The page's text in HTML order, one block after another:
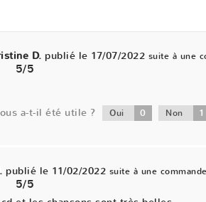
D. publié le 17/07/2022 suite à une
5/5
a-t-il été utile ?
Oui 0 Non 1
publié le 11/02/2022 suite à une
5/5